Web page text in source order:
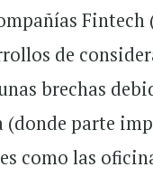
de
brechas
(donde parte
como las